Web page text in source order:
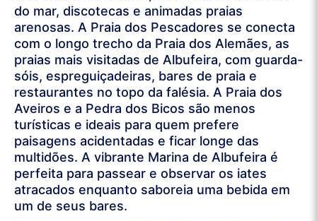
do mar, discotecas e animadas praias
arenosas. A Praia dos Pescadores se conecta
com o longo trecho da Praia dos Alemães, as
praias mais visitadas de Albufeira, com guarda-
sóis, espreguiçadeiras, bares de praia e
restaurantes no topo da falésia. A Praia dos
Aveiros e a Pedra dos Bicos são menos
turísticas e ideais para quem prefere
paisagens acidentadas e ficar longe das
multidões. A vibrante Marina de Albufeira é
perfeita para passear e observar os iates
atracados enquanto saboreia uma bebida em
um de seus bares.